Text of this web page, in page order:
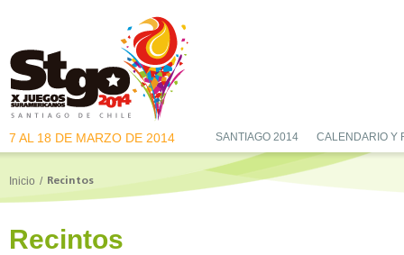
7 AL 18 DE MARZO DE 2014 SANTIAGO 2014 CALENDARIO Y
Inicio / Recintos
Recintos